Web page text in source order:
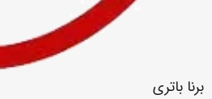
برنا باتری